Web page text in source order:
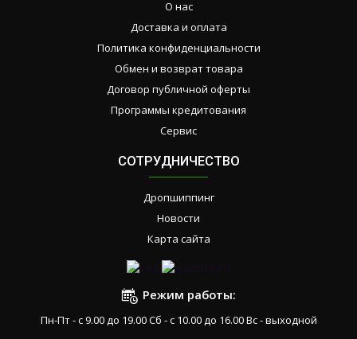
О нас
Доставка и оплата
Политика конфиденциальности
Обмен и возврат товара
Договор публичной оферты
Программы кредитования
Сервис
СОТРУДНИЧЕСТВО
Дропшиппинг
Новости
Карта сайта
Режим работы:
Пн-Пт - с 9.00 до 19.00 Сб - с 10.00 до 16.00 Вс - выходной